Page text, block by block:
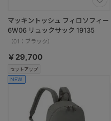
セットアップ
マッキントッシュ フィロソフィー
6W06 リュックサック 19135
（01：ブラック）
￥29,700
NEW